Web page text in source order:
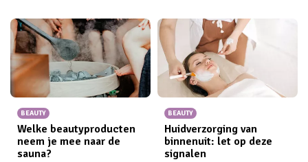
BEAUTY
Welke beautyproducten
neem je mee naar de
sauna?
BEAUTY
Huidverzorging van
binnenuit: let op deze
signalen